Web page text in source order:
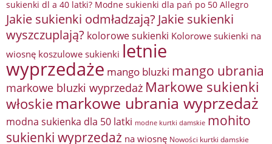
sukienki dl a 40 latki? Modne sukienki dla pań po 50 Allegro
Jakie sukienki odmładzają? Jakie sukienki
wyszczuplają? kolorowe sukienki Kolorowe sukienki na
wiosnę koszulowe sukienki letnie
wyprzedaże mango bluzki mango ubrania
markowe bluzki wyprzedaż Markowe sukienki
włoskie markowe ubrania wyprzedaż
modna sukienka dla 50 latki modne kurtki damskie mohito
sukienki wyprzedaż na wiosnę Nowości kurtki damskie